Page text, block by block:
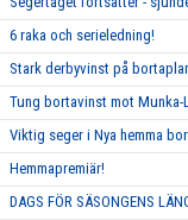
6 raka och serieledning!
Stark derbyvinst på
Tung bortavinst mot
Viktig seger i Nya hemma
Hemmapremiär!
DAGS FÖR SÄSONGENS